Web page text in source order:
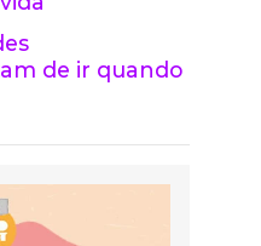
de ir quando